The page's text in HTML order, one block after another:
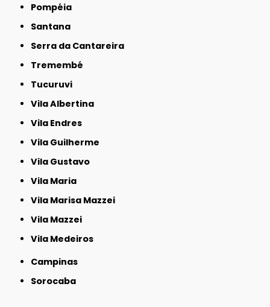
Pompéia
Santana
Serra da Cantareira
Tremembé
Tucuruvi
Vila Albertina
Vila Endres
Vila Guilherme
Vila Gustavo
Vila Maria
Vila Marisa Mazzei
Vila Mazzei
Vila Medeiros
Campinas
Sorocaba